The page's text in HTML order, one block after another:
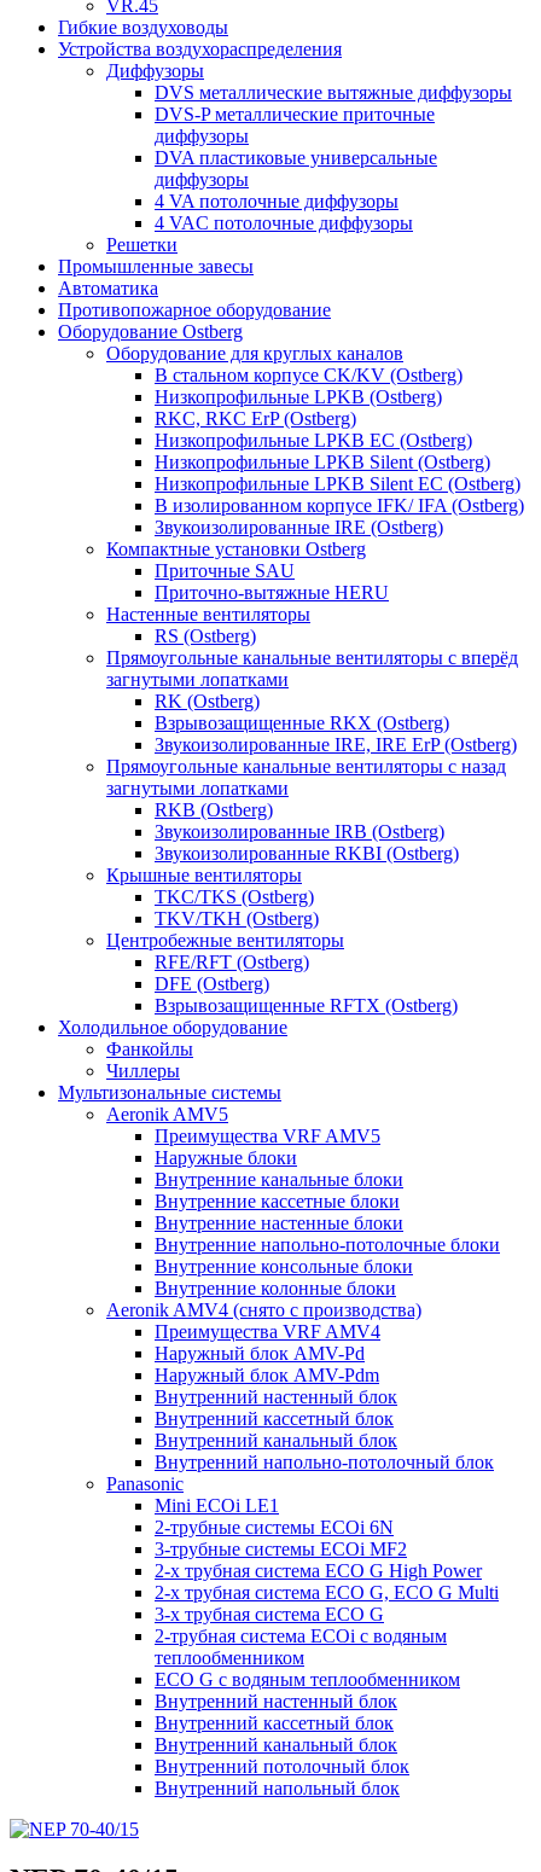
VR.45
Гибкие воздуховоды
Устройства воздухораспределения
Диффузоры
DVS металлические вытяжные диффузоры
DVS-P металлические приточные
диффузоры
DVA пластиковые универсальные
диффузоры
4 VA потолочные диффузоры
4 VAC потолочные диффузоры
Решетки
Промышленные завесы
Автоматика
Противопожарное оборудование
Оборудование Ostberg
Оборудование для круглых каналов
В стальном корпусе CK/KV (Ostberg)
Низкопрофильные LPKB (Ostberg)
RKC, RKC ErP (Ostberg)
Низкопрофильные LPKB EC (Ostberg)
Низкопрофильные LPKB Silent (Ostberg)
Низкопрофильные LPKB Silent EC (Ostberg)
В изолированном корпусе IFK/ IFA (Ostberg)
Звукоизолированные IRE (Ostberg)
Компактные установки Ostberg
Приточные SAU
Приточно-вытяжные HERU
Настенные вентиляторы
RS (Ostberg)
Прямоугольные канальные вентиляторы с вперёд
загнутыми лопатками
RK (Ostberg)
Взрывозащищенные RKX (Ostberg)
Звукоизолированные IRE, IRE ErP (Ostberg)
Прямоугольные канальные вентиляторы с назад
загнутыми лопатками
RKB (Ostberg)
Звукоизолированные IRB (Ostberg)
Звукоизолированные RKBI (Ostberg)
Крышные вентиляторы
TKC/TKS (Ostberg)
TKV/TKH (Ostberg)
Центробежные вентиляторы
RFE/RFT (Ostberg)
DFE (Ostberg)
Взрывозащищенные RFTX (Ostberg)
Холодильное оборудование
Фанкойлы
Чиллеры
Мультизональные системы
Aeronik AMV5
Преимущества VRF AMV5
Наружные блоки
Внутренние канальные блоки
Внутренние кассетные блоки
Внутренние настенные блоки
Внутренние напольно-потолочные блоки
Внутренние консольные блоки
Внутренние колонные блоки
Aeronik AMV4 (снято с производства)
Преимущества VRF AMV4
Наружный блок AMV-Pd
Наружный блок AMV-Pdm
Внутренний настенный блок
Внутренний кассетный блок
Внутренний канальный блок
Внутренний напольно-потолочный блок
Panasonic
Mini ECOi LE1
2-трубные системы ECOi 6N
3-трубные системы ECOi MF2
2-х трубная система ECO G High Power
2-х трубная система ECO G, ECO G Multi
3-х трубная система ECO G
2-трубная система ECOi с водяным
теплообменником
ECO G с водяным теплообменником
Внутренний настенный блок
Внутренний кассетный блок
Внутренний канальный блок
Внутренний потолочный блок
Внутренний напольный блок